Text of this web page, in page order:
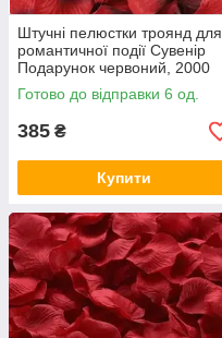
Штучні пелюстки троянд для
романтичної події Сувенір
Подарунок червоний, 2000
червоні з чорним
Готово до відправки 6 од.
385 ₴
Купити